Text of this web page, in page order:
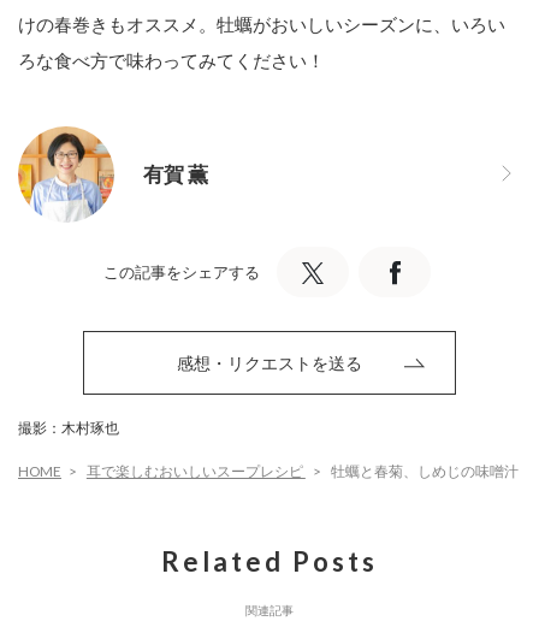
けの春巻きもオススメ。牡蠣がおいしいシーズンに、いろい
ろな食べ方で味わってみてください！
有賀 薫
この記事をシェアする
感想・リクエストを送る
撮影：木村琢也
HOME 耳で楽しむおいしいスープレシピ 牡蠣と春菊、しめじの味噌汁
Related Posts
関連記事